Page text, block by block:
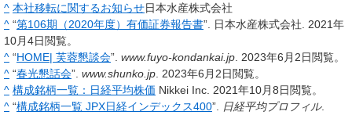
^ 本社移転に関するお知らせ日本水産株式会社
^ “第106期（2020年度）有価証券報告書”. 日本水産株式会社. 2021年
10月4日閲覧。
^ “HOME| 芙蓉懇談会”. www.fuyo-kondankai.jp . 2023年6月2日閲覧。
^ “春光懇話会”. www.shunko.jp . 2023年6月2日閲覧。
^ 構成銘柄一覧：日経平均株価 Nikkei Inc. 2021年10月8日閲覧。
^ “構成銘柄一覧 JPX日経インデックス400”. 日経平均プロフィル.